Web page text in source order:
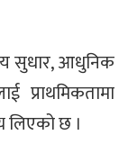
सुधार, आधुनिक
प्राथमिकतामा
लिएको छ ।